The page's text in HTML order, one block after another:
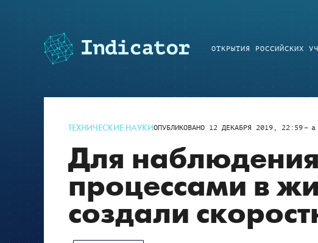
ОТКРЫТИЯ РОССИЙСКИХ
ТЕХНИЧЕСКИЕ НАУКИОПУБЛИКОВАНО 12 ДЕКАБРЯ 2019, 22:59 a
Для
процессами в
создали